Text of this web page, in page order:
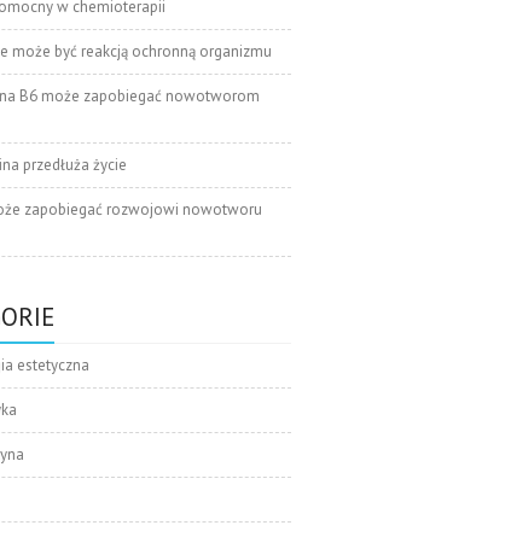
w chemioterapii
może być reakcją ochronną organizmu
B6 może zapobiegać nowotworom
przedłuża życie
zapobiegać rozwojowi nowotworu
estetyczna